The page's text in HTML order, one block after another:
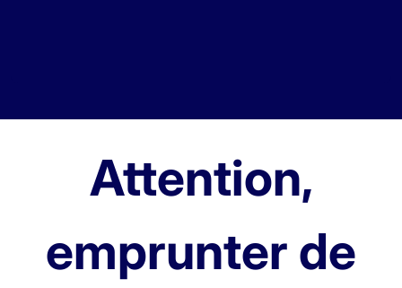
Attention,
emprunter de